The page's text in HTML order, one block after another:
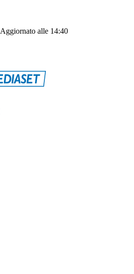
Aggiornato alle 14:40